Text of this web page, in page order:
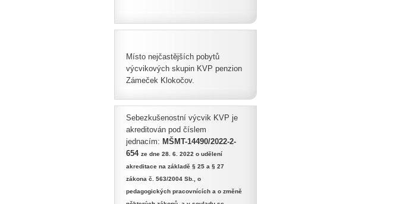
Místo nejčastějších pobytů
výcvikových skupin KVP penzion
Zámeček Klokočov.
Sebezkušenostní výcvik KVP je
akreditován pod číslem
jednacím: MŠMT-14490/2022-2-
654 ze dne 28. 6. 2022 o udělení
akreditace na základě § 25 a § 27
zákona č. 563/2004 Sb., o
pedagogických pracovnících a o změně